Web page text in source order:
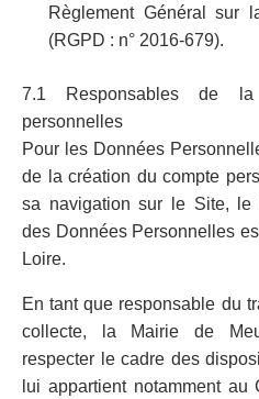
Règlement Général sur
(RGPD : n° 2016-679).
7.1 Responsables de
personnelles
Pour les Données
de la création du compte
sa navigation sur le Site, le
des Données Personnelles
Loire.
En tant que responsable du
collecte, la Mairie de
respecter le cadre des
lui appartient notamment au